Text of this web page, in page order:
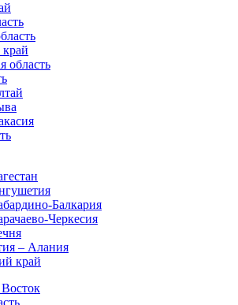
область
Балкария
Черкесия
– Алания
край